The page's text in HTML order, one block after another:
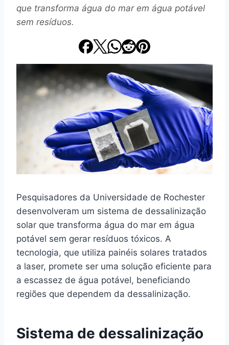
que transforma água do mar em água potável
sem resíduos.
Pesquisadores da Universidade de Rochester
desenvolveram um sistema de dessalinização
solar que transforma água do mar em água
potável sem gerar resíduos tóxicos. A
tecnologia, que utiliza painéis solares tratados
a laser, promete ser uma solução eficiente para
a escassez de água potável, beneficiando
regiões que dependem da dessalinização.
Sistema de dessalinização